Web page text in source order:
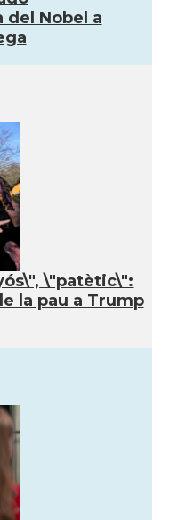
del Nobel a
\"patètic\":
la pau a Trump